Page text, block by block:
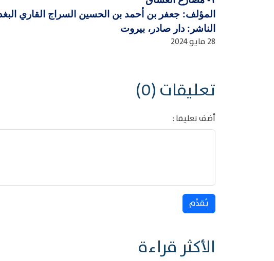
المؤلف: جعفر بن أحمد بن الحسين السراج القاري
الناشر: دار صادر، بيروت
28 مايو 2024
تعليقات (0)
أضف تعليقا :
يُقدِّم
الأكثر قراءة